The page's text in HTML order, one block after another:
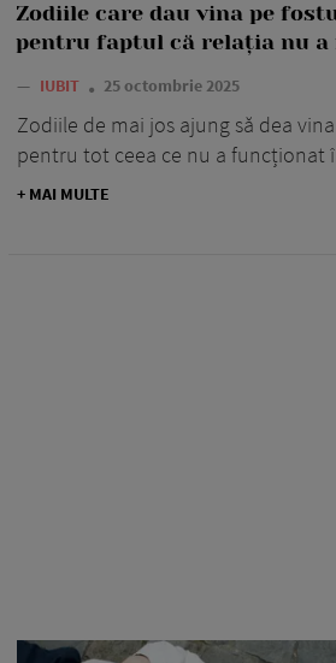
Zodiile care dau vina pe
pentru faptul că relația nu
— IUBIT 25 octombrie 2025
Zodiile de mai jos ajung să dea
pentru tot ceea ce nu a funcționat
+ MAI MULTE